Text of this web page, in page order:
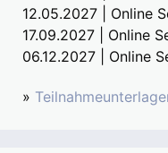
12.05.2027 | Online
17.09.2027 | Online
06.12.2027 | Online
»